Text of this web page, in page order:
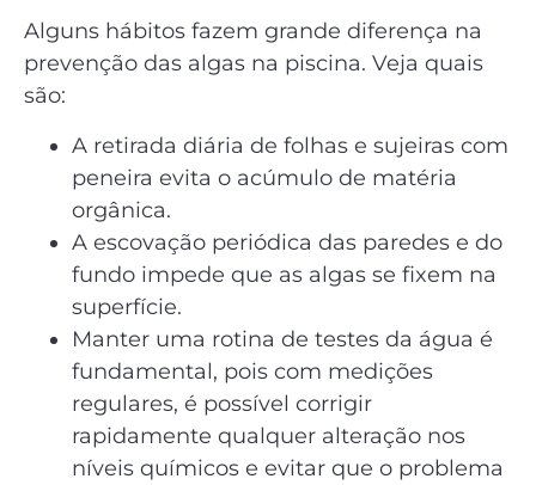
Alguns hábitos fazem grande diferença na
prevenção das algas na piscina. Veja quais
são:
A retirada diária de folhas e sujeiras com
peneira evita o acúmulo de matéria
orgânica.
A escovação periódica das paredes e do
fundo impede que as algas se fixem na
superfície.
Manter uma rotina de testes da água é
fundamental, pois com medições
regulares, é possível corrigir
rapidamente qualquer alteração nos
níveis químicos e evitar que o problema